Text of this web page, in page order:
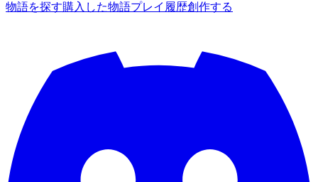
物語を探す購入した物語プレイ履歴創作する